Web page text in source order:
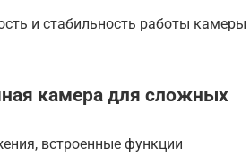
и стабильность работы камеры
камера для сложных
встроенные функции